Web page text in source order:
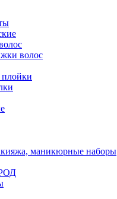
волос
маникюрные наборы